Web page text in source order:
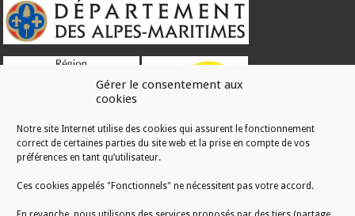
Gérer le consentement aux
cookies
Notre site Internet utilise des cookies qui assurent le fonctionnement
correct de certaines parties du site web et la prise en compte de vos
préférences en tant qu’utilisateur.
Ces cookies appelés "Fonctionnels" ne nécessitent pas votre accord.
RÉALISATION